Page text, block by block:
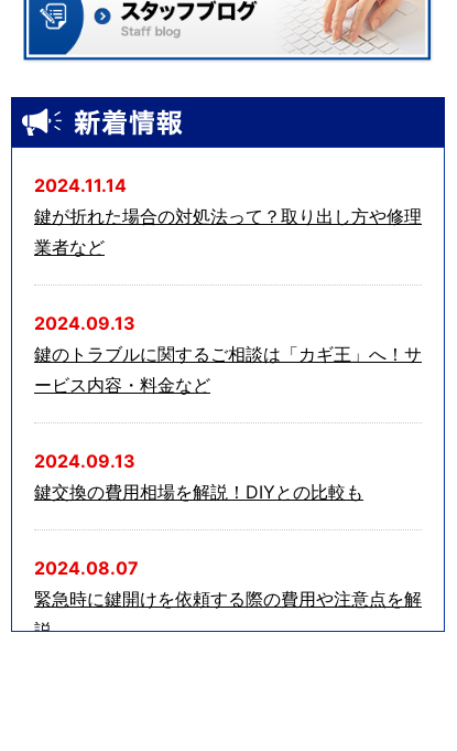
2024.11.14
鍵が折れた場合の対処法って？取り出し方や修理
業者など
2024.09.13
鍵のトラブルに関するご相談は「カギ王」へ！サ
ービス内容・料金など
2024.09.13
鍵交換の費用相場を解説！DIYとの比較も
2024.08.07
緊急時に鍵開けを依頼する際の費用や注意点を解
説